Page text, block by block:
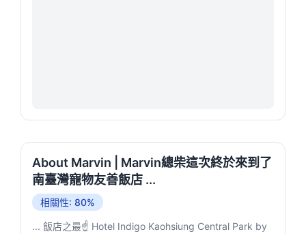
About Marvin | Marvin總柴這次終於來到了
南臺灣寵物友善飯店 ...
相關性: 80%
... 飯店之最☝️ Hotel Indigo Kaohsiung Central Park by